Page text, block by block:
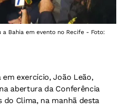
Bahia em evento no Recife - Foto:
em exercício, João Leão,
abertura da Conferência
do Clima, na manhã desta